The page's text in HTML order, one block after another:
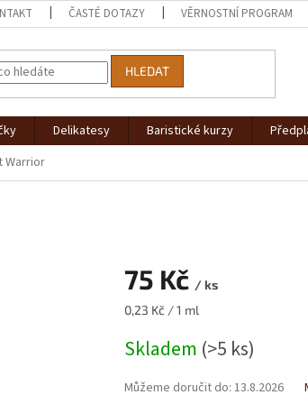
ČASTÉ DOTAZY VĚRNOSTNÍ PROGRAM
HLEDAT
Delikatesy Baristické kurzy
Warrior
75 Kč / ks
Měrná
0,23 Kč / 1 ml
Skladem (>5 ks)
Můžeme doručit do: 13.8.2026